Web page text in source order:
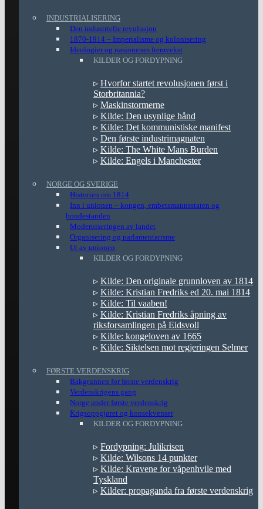
INDUSTRIALISERING
Den industrielle revolusjon
1870-1914 – Imperialisme og kolonisering
Ideologier og nasjonenes fremvekst
KILDER OG FORDYPNING
▹ Hvorfor startet revolusjonen først i
Storbritannia?
▹ Maskinstormerne
▹ Kilde: Den usynlige hånd
▹ Kilde: Det kommunistiske manifest
▹ Den første industrimagnaten
▹ Kilde: The White Mans Burden
▹ Kilde: Engels i Manchester
NORGE OG SVERIGE
Historien om 1814
Inn i unionen – kongen, embetsmannsstaten og
bondestanden
Moderniseringen av landet
Organisering og parlamentarisme
Ut av unionen
KILDER OG FORDYPNING
▹ Kilde: Den originale grunnloven av 1814
▹ Kilde: Kristian Fredriks ed 20. mai 1814
▹ Kilde: Til vaaben!
▹ Kilde: Kristian Fredriks åpning av
riksforsamlingen på Eidsvoll
▹ Kilde: kongeloven av 1665
▹ Kilde: Siktelsen mot regjeringen Selmer
FØRSTE VERDENSKRIG
Bakgrunnen for første verdenskrig
Verdenskrigens gang
Norge under første verdenskrig
Krigsoppgjøret og konsekvenser
KILDER OG FORDYPNING
▹ Fordypning: Julikrisen
▹ Kilde: Wilsons 14 punkter
▹ Kilde: Kravene for våpenhvile med
Tyskland
▹ Kilder: propaganda fra første verdenskrig